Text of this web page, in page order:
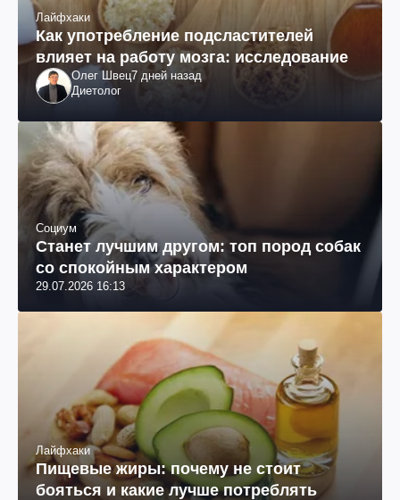
Лайфхаки
Как употребление подсластителей
влияет на работу мозга: исследование
Олег Швец7 дней назад
Диетолог
Социум
Станет лучшим другом: топ пород собак
со спокойным характером
29.07.2026 16:13
Лайфхаки
Пищевые жиры: почему не стоит
бояться и какие лучше потреблять